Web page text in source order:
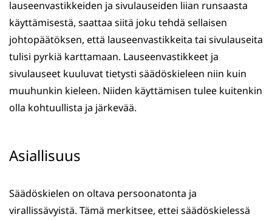
lauseenvastikkeiden ja sivulauseiden liian runsaasta
käyttämisestä, saattaa siitä joku tehdä sellaisen
johtopäätöksen, että lauseenvastikkeita tai sivulauseita
tulisi pyrkiä karttamaan. Lauseenvastikkeet ja
sivulauseet kuuluvat tietysti säädöskieleen niin kuin
muuhunkin kieleen. Niiden käyttämisen tulee kuitenkin
olla kohtuullista ja järkevää.
Asiallisuus
Säädöskielen on oltava persoonatonta ja
virallissävyistä. Tämä merkitsee, ettei säädöskielessä